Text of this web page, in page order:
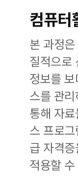
컴퓨터
본 과정
질적으로
정보를
스를 관
통해 자
스 프로
급 자격
적용할